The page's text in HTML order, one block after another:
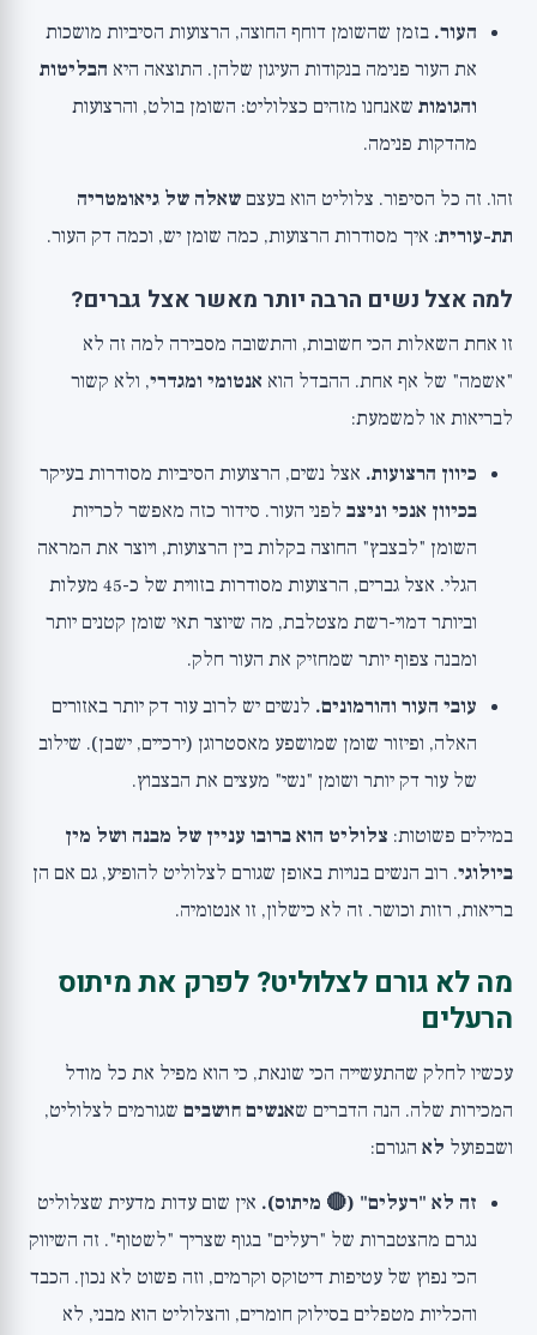
העור. בזמן שהשומן דוחף החוצה, הרצועות הסיביות מושכות
את העור פנימה בנקודות העיגון שלהן. התוצאה היא הבליטות
והגומות שאנחנו מזהים כצלוליט: השומן בולט, והרצועות
מהדקות פנימה.
זהו. זה כל הסיפור. צלוליט הוא בעצםשאלה של גיאומטריה
תת-עורית: איך מסודרות הרצועות, כמה שומן יש, וכמה דק העור.
למה אצל נשים הרבה יותר מאשר אצל גברים?
זו אחת השאלות הכי חשובות, והתשובה מסבירה למה זה לא
"אשמה" של אף אחת. ההבדל הוא אנטומי ומגדרי, ולא קשור
לבריאות או למשמעת:
כיוון הרצועות. אצל נשים, הרצועות הסיביות מסודרות בעיקר
בכיוון אנכי וניצב לפני העור. סידור כזה מאפשר לכריות
השומן "לבצבץ" החוצה בקלות בין הרצועות, ויוצר את המראה
הגלי. אצל גברים, הרצועות מסודרות בזווית של כ-45 מעלות
וביותר דמוי-רשת מצטלבת, מה שיוצר תאי שומן קטנים יותר
ומבנה צפוף יותר שמחזיק את העור חלק.
עובי העור והורמונים. לנשים יש לרוב עור דק יותר באזורים
האלה, ופיזור שומן שמושפע מאסטרוגן (ירכיים, ישבן). שילוב
של עור דק יותר ושומן "נשי" מעצים את הבצבוץ.
במילים פשוטות: צלוליט הוא ברובו עניין של מבנה ושל מין
ביולוגי. רוב הנשים בנויות באופן שגורם לצלוליט להופיע, גם אם הן
בריאות, רזות וכושר. זה לא כישלון, זו אנטומיה.
מה לא גורם לצלוליט? לפרק את מיתוס
הרעלים
עכשיו לחלק שהתעשייה הכי שונאת, כי הוא מפיל את כל מודל
המכירות שלה. הנה הדברים שאנשים חושבים שגורמים לצלוליט,
ושבפועל לא הגורם:
זה לא "רעלים" (🔴 מיתוס). אין שום עדות מדעית שצלוליט
נגרם מהצטברות של "רעלים" בגוף שצריך "לשטוף". זה השיווק
הכי נפוץ של עטיפות דיטוקס וקרמים, וזה פשוט לא נכון. הכבד
והכליות מטפלים בסילוק חומרים, והצלוליט הוא מבני, לא